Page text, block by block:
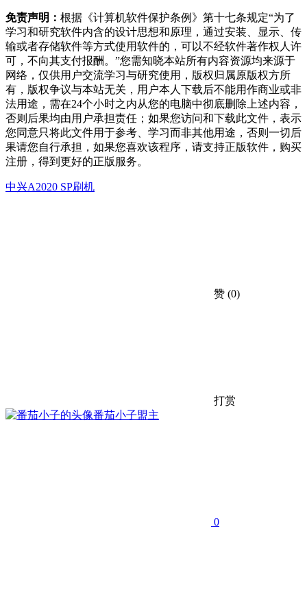
免责声明： 根据《计算机软件保护条例》第十七条规定“为了
学习和研究软件内含的设计思想和原理，通过安装、显示、传
输或者存储软件等方式使用软件的，可以不经软件著作权人许
可，不向其支付报酬。”您需知晓本站所有内容资源均来源于
网络，仅供用户交流学习与研究使用，版权归属原版权方所
有，版权争议与本站无关，用户本人下载后不能用作商业或非
法用途，需在24个小时之内从您的电脑中彻底删除上述内容，
否则后果均由用户承担责任；如果您访问和下载此文件，表示
您同意只将此文件用于参考、学习而非其他用途，否则一切后
果请您自行承担，如果您喜欢该程序，请支持正版软件，购买
注册，得到更好的正版服务。
中兴A2020 SP刷机
赞 (0)
打赏
番茄小子盟主
0